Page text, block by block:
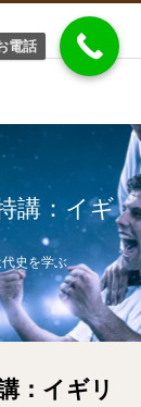
講：イギ
史を学ぶ
：イギリ
電話